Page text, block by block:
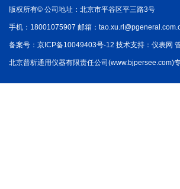
版权所有© 公司地址：北京市平谷区平三路3号
手机：18001075907 邮箱：
备案号： 京ICP备10049403号-12 技术支持： 仪表网
北京普析通用仪器有限责任公司(www.bjpersee.com)